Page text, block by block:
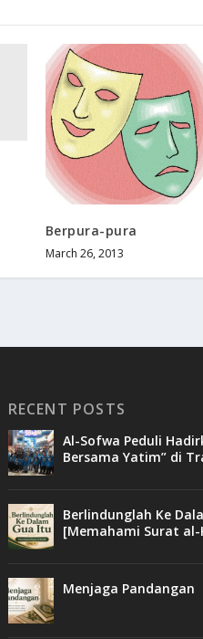
Berpura-pura
March 26, 2013
RECENT POSTS
Al-Sofwa Peduli
Bersama Yatim” di
Berlindunglah Ke
[Memahami Surat al-
Menjaga Pandangan